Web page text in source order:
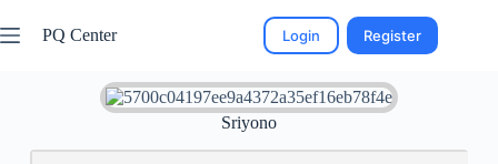
PQ Center Login Register
Sriyono